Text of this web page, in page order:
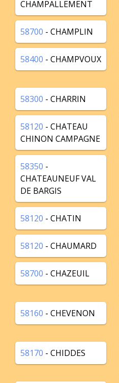
CHAMPALLEMENT
58700 - CHAMPLIN
58400 - CHAMPVOUX
58300 - CHARRIN
58120 - CHATEAU
CHINON CAMPAGNE
58350 -
CHATEAUNEUF VAL
DE BARGIS
58120 - CHATIN
58120 - CHAUMARD
58700 - CHAZEUIL
58160 - CHEVENON
58170 - CHIDDES